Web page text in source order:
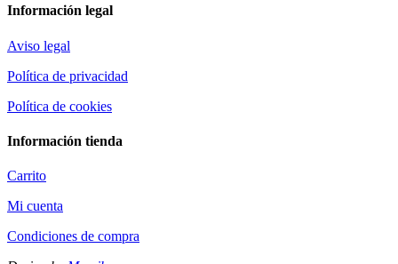
Información legal
Aviso legal
Política de privacidad
Política de cookies
Información tienda
Carrito
Mi cuenta
Condiciones de compra